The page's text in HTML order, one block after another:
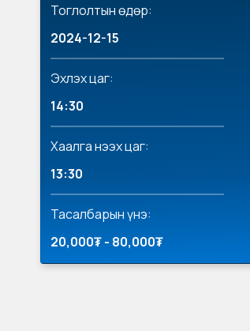
Тоглолтын өдөр:
2024-12-15
Эхлэх цаг:
14:30
Хаалга нээх цаг:
13:30
Тасалбарын үнэ:
20,000₮ - 80,000₮